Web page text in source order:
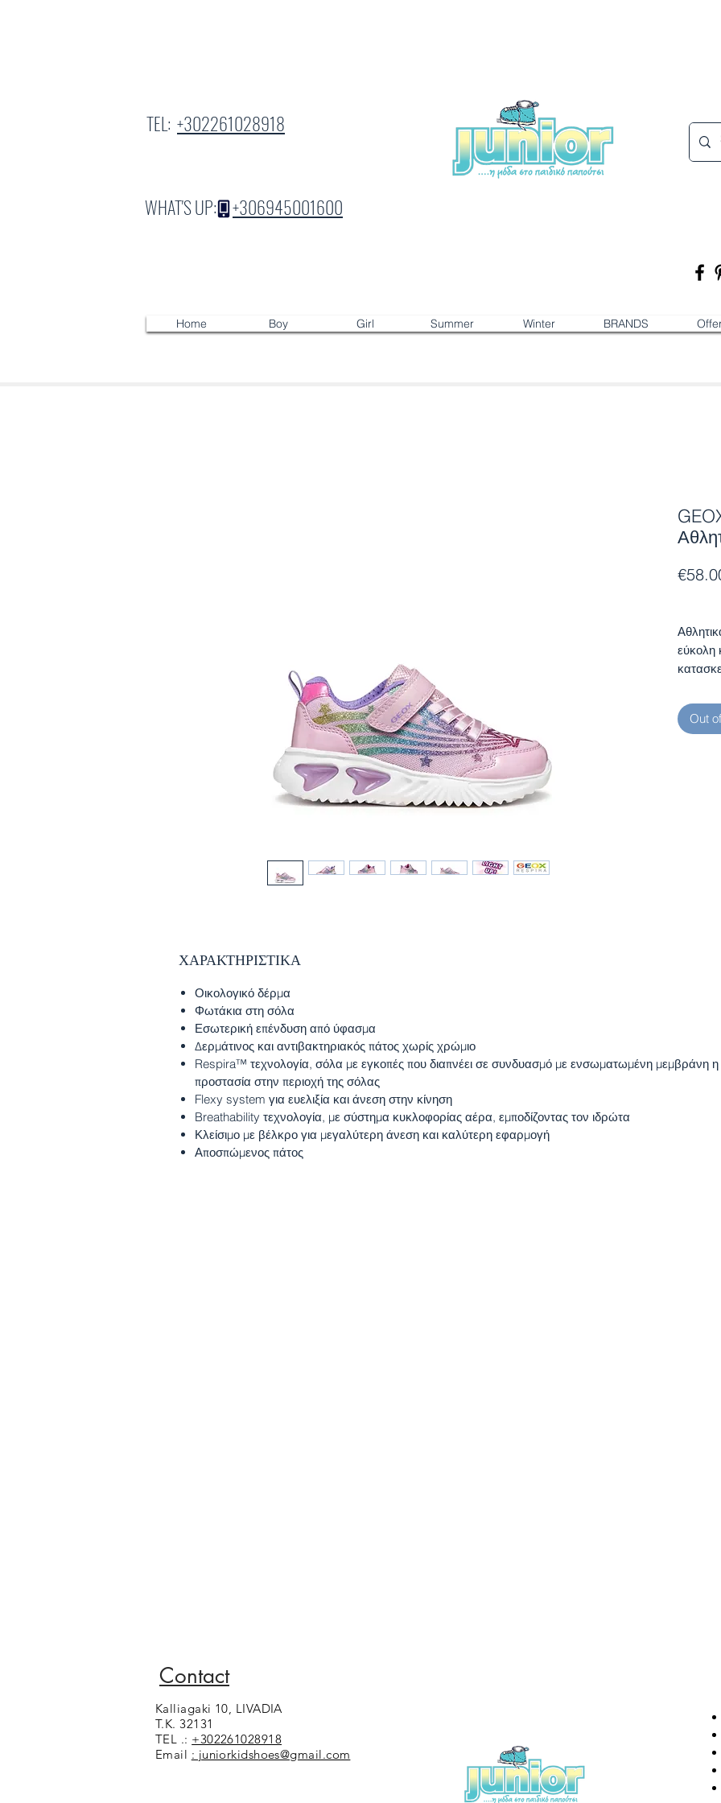
TEL: +302261028918
WHAT'S UP:+306945001600
Home Boy Girl Summer Winter BRANDS
εύκολη
βόλτα ή
Out
ΧΑΡΑΚΤΗΡΙΣΤΙΚΑ
Οικολογικό δέρμα
Φωτάκια στη σόλα
Εσωτερική επένδυση από ύφασμα
Δερμάτινος και αντιβακτηριακός πάτος χωρίς χρώμιο
Respira™ τεχνολογία, σόλα με εγκοπές που διαπνέει σε συνδυασμό με ενσωματωμένη μεμβράνη
προστασία στην περιοχή της σόλας
Flexy system για ευελιξία και άνεση στην κίνηση
Breathability τεχνολογία, με σύστημα κυκλοφορίας αέρα, εμποδίζοντας τον ιδρώτα
Κλείσιμο με βέλκρο για μεγαλύτερη άνεση και καλύτερη εφαρμογή
Αποσπώμενος πάτος
Contact
Kalliagaki 10, LIVADIA
T.K. 32131
TEL .: +302261028918
Email : juniorkidshoes@gmail.com